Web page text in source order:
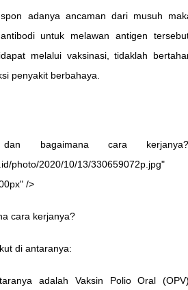
adanya ancaman dari musuh
untuk melawan antigen
melalui vaksinasi, tidaklah
penyakit berbahaya.
bagaimana cara
photo/2020/10/13/330659072p.jpg"
/>
cara kerjanya?
di antaranya:
adalah Vaksin Polio Oral (OPV),